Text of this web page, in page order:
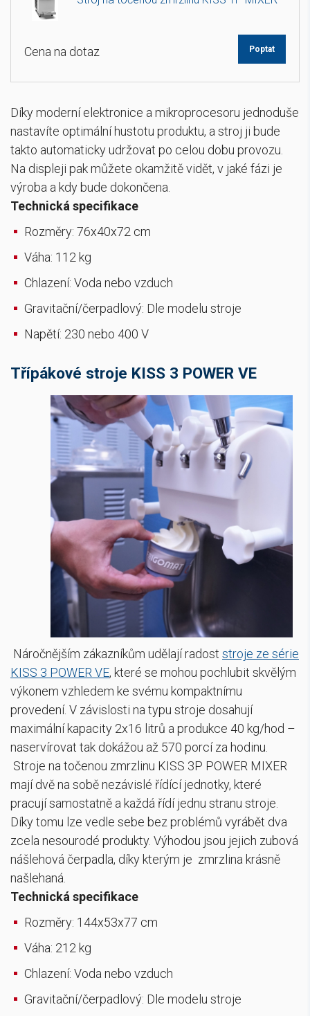
Cena na dotaz Poptat
Díky moderní elektronice a mikroprocesoru jednoduše
nastavíte optimální hustotu produktu, a stroj ji bude
takto automaticky udržovat po celou dobu provozu.
Na displeji pak můžete okamžitě vidět, v jaké fázi je
výroba a kdy bude dokončena.
Technická specifikace
Rozměry: 76x40x72 cm
Váha: 112 kg
Chlazení: Voda nebo vzduch
Gravitační/čerpadlový: Dle modelu stroje
Napětí: 230 nebo 400 V
Třípákové stroje KISS 3 POWER VE
Náročnějším zákazníkům udělají radost stroje ze série
KISS 3 POWER VE, které se mohou pochlubit skvělým
výkonem vzhledem ke svému kompaktnímu
provedení. V závislosti na typu stroje dosahují
maximální kapacity 2x16 litrů a produkce 40 kg/hod –
naservírovat tak dokážou až 570 porcí za hodinu.
Stroje na točenou zmrzlinu KISS 3P POWER MIXER
mají dvě na sobě nezávislé řídící jednotky, které
pracují samostatně a každá řídí jednu stranu stroje.
Díky tomu lze vedle sebe bez problémů vyrábět dva
zcela nesourodé produkty. Výhodou jsou jejich zubová
nášlehová čerpadla, díky kterým je zmrzlina krásně
našlehaná.
Technická specifikace
Rozměry: 144x53x77 cm
Váha: 212 kg
Chlazení: Voda nebo vzduch
Gravitační/čerpadlový: Dle modelu stroje